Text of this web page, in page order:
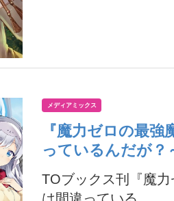
メディアミックス
『魔力ゼロの最
っているんだが？
TOブックス刊『魔